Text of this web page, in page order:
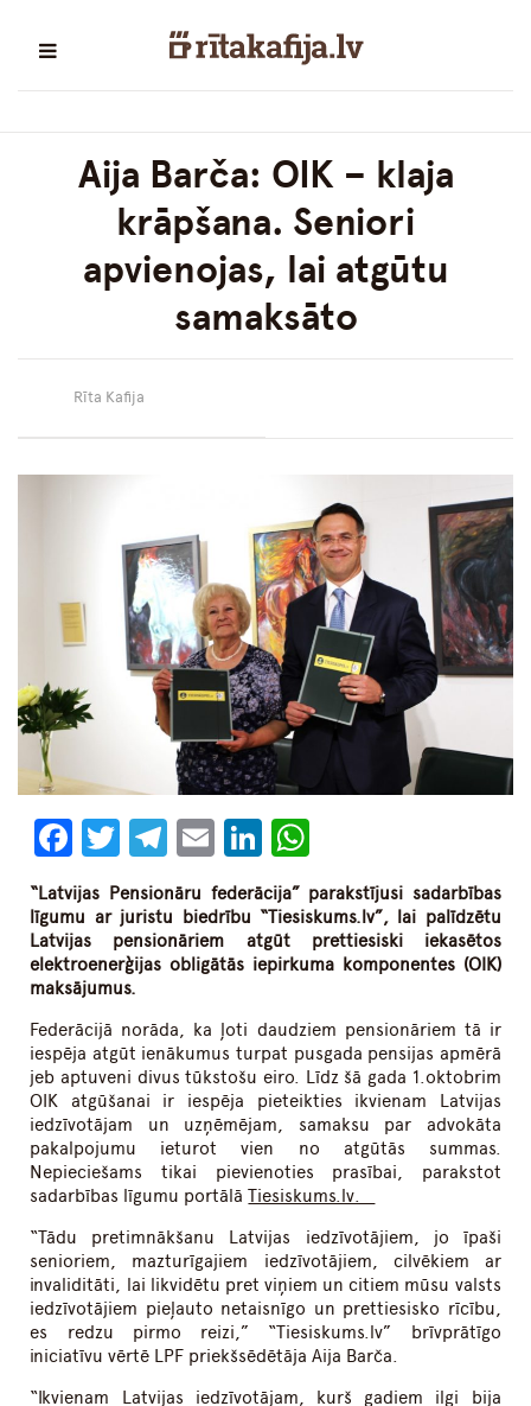
Aija Barča: OIK – klaja
krāpšana. Seniori
apvienojas, lai atgūtu
samaksāto
Rīta Kafija
Facebook
Twitter
Telegram
EmailLinkedIn
“Latvijas Pensionāru federācija” parakstījusi sadarbības
līgumu ar juristu biedrību “Tiesiskums.lv”, lai palīdzētu
Latvijas pensionāriem atgūt prettiesiski iekasētos
elektroenerģijas obligātās iepirkuma komponentes (OIK)
maksājumus.
Federācijā norāda, ka ļoti daudziem pensionāriem tā ir
iespēja atgūt ienākumus turpat pusgada pensijas apmērā
jeb aptuveni divus tūkstošu eiro. Līdz šā gada 1.oktobrim
OIK atgūšanai ir iespēja pieteikties ikvienam Latvijas
iedzīvotājam un uzņēmējam, samaksu par advokāta
pakalpojumu ieturot vien no atgūtās summas.
Nepieciešams tikai pievienoties prasībai, parakstot
sadarbības līgumu portālāTiesiskums.lv.
“Tādu pretimnākšanu Latvijas iedzīvotājiem, jo īpaši
senioriem, mazturīgajiem iedzīvotājiem, cilvēkiem ar
invaliditāti, lai likvidētu pret viņiem un citiem mūsu valsts
iedzīvotājiem pieļauto netaisnīgo un prettiesisko rīcību,
es redzu pirmo reizi,” “Tiesiskums.lv” brīvprātīgo
iniciatīvu vērtē LPF priekšsēdētāja Aija Barča.
“Ikvienam Latvijas iedzīvotājam, kurš gadiem ilgi bija